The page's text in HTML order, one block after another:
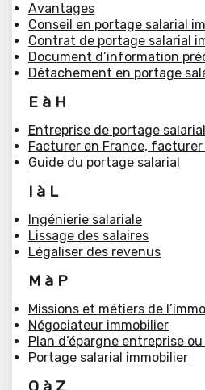
Avantages
Conseil en portage salarial
Contrat de portage salarial
Document d’information
Détachement en portage
E à H
Entreprise de portage
Facturer en France, facturer
Guide du portage salarial
I à L
Ingénierie salariale
Lissage des salaires
Légaliser des revenus
M à P
Missions et métiers de
Négociateur immobilier
Plan d’épargne entreprise ou
Portage salarial immobilier